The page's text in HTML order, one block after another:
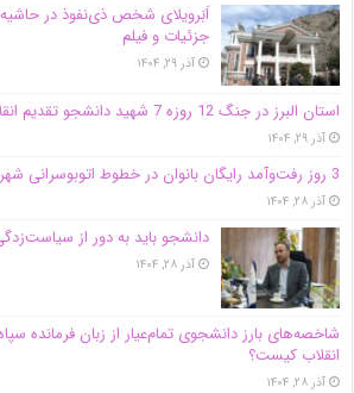
اَبَر‌ویلای شخص ذی‌نفوذ در
جزئیات و فیلم
آذر ۲۹, ۱۴۰۴
استان البرز در جنگ 12 روزه 7 شهید دانشجو تقدیم انقلاب کرد
آذر ۲۹, ۱۴۰۴
3 روز رفت‌وآمد رایگان بانوان در خطوط اتوبوسرانی شهری کرج
آذر ۲۸, ۱۴۰۴
دانشجو باید به دور از
آذر ۲۸, ۱۴۰۴
شاخصه‌های بارز دانشجوی تمام‌عیار از زبان فرمانده
انقلاب کیست؟
آذر ۲۸, ۱۴۰۴